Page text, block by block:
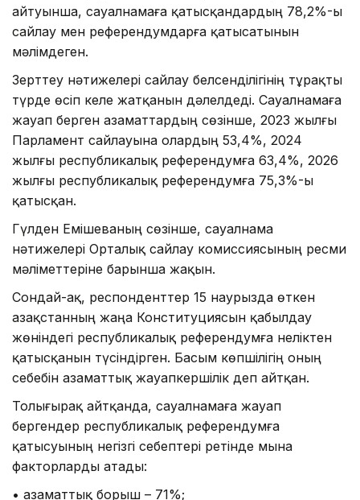
айтуынша, сауалнамаға қатысқандардың 78,2%-ы
сайлау мен референдумдарға қатысатынын
мәлімдеген.
Зерттеу нәтижелері сайлау белсенділігінің тұрақты
түрде өсіп келе жатқанын дәлелдеді. Сауалнамаға
жауап берген азаматтардың сөзінше, 2023 жылғы
Парламент сайлауына олардың 53,4%, 2024
жылғы республикалық референдумға 63,4%, 2026
жылғы республикалық референдумға 75,3%-ы
қатысқан.
Гүлден Емішеваның сөзінше, сауалнама
нәтижелері Орталық сайлау комиссиясының ресми
мәліметтеріне барынша жақын.
Сондай-ақ, респонденттер 15 наурызда өткен
Қазақстанның жаңа Конституциясын қабылдау
жөніндегі республикалық референдумға неліктен
қатысқанын түсіндірген. Басым көпшілігің оның
себебін азаматтық жауапкершілік деп айтқан.
Толығырақ айтқанда, сауалнамаға жауап
бергендер республикалық референдумға
қатысуының негізгі себептері ретінде мына
факторларды атады:
• азаматтық борыш – 71%;